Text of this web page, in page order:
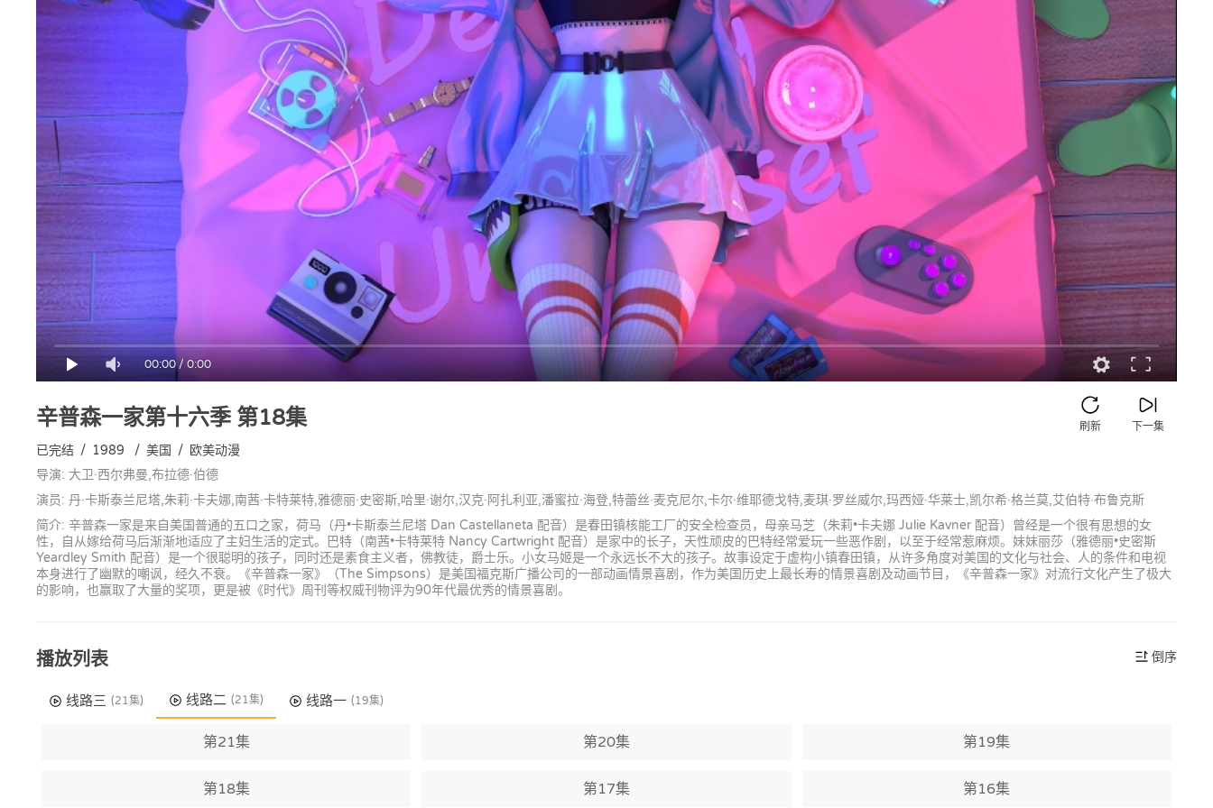
00:00/0:00
辛普森一家第十六季第18集 下一集
刷新
已完结 / 1989 / 美国 / 欧美动漫
导演: 大卫·西尔弗曼,布拉德·伯德
演员: 丹·卡斯泰兰尼塔,朱莉·卡夫娜,南茜·卡特莱特,雅德丽·史密斯,哈里·谢尔,汉克·阿扎利亚,潘蜜拉·海登,特蕾丝·麦克尼尔,卡尔·维耶德戈特,麦琪·罗丝威尔,玛西娅·华莱士,凯尔希·格兰莫,艾伯特·布鲁克斯
简介: 辛普森一家是来自美国普通的五口之家，荷马（丹•卡斯泰兰尼塔 Dan Castellaneta 配音）是春田镇核能工厂的安全检查员，母亲马芝（朱莉•卡夫娜 Julie Kavner 配音）曾经是一个很有思想的女
性，自从嫁给荷马后渐渐地适应了主妇生活的定式。巴特（南茜•卡特莱特 Nancy Cartwright 配音）是家中的长子，天性顽皮的巴特经常爱玩一些恶作剧，以至于经常惹麻烦。妹妹丽莎（雅德丽•史密斯
Yeardley Smith 配音）是一个很聪明的孩子，同时还是素食主义者，佛教徒，爵士乐。小女马姬是一个永远长不大的孩子。故事设定于虚构小镇春田镇，从许多角度对美国的文化与社会、人的条件和电视
本身进行了幽默的嘲讽，经久不衰。《辛普森一家》（The Simpsons）是美国福克斯广播公司的一部动画情景喜剧，作为美国历史上最长寿的情景喜剧及动画节目，《辛普森一家》对流行文化产生了极大
的影响，也赢取了大量的奖项，更是被《时代》周刊等权威刊物评为90年代最优秀的情景喜剧。
播放列表 倒序
线路三 (21集) 线路二 (21集) 线路一 (19集)
第21集 第20集 第19集
第18集 第17集 第16集